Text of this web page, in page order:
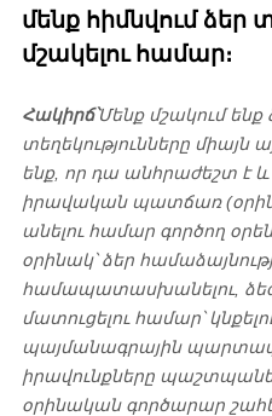
մենք հիմնվում ձեր
մշակելու համար։
Հակիրճ՝Մենք մշակում
տեղեկությունները միայն
ենք, որ դա անհրաժեշտ է և
իրավական պատճառ
անելու համար գործող
օրինակ՝ ձեր
համապատասխանելու, ձեզ
մատուցելու համար՝
պայմանագրային
իրավունքները
օրինական գործարար